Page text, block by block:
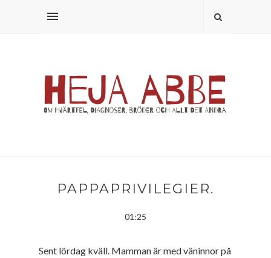
PAPPAPRIVILEGIER.
01:25
Sent lördag kväll. Mamman är med väninnor på